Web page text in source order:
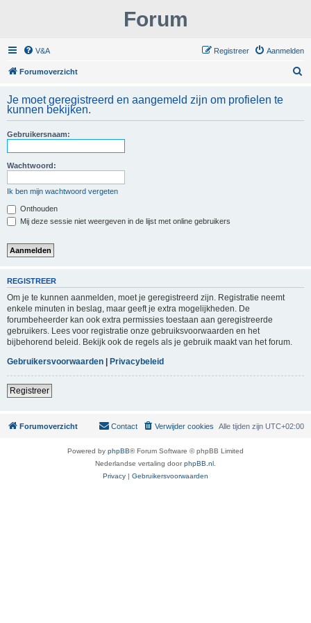
Forum
V&A Aanmelden
Registreer
Forumoverzicht
k
Je moet geregistreerd en aangemeld zijn om profielen te
kunnen bekijken.
Gebruikersnaam:
Wachtwoord:
Ik ben mijn wachtwoord vergeten
Onthouden
Mij deze sessie niet weergeven in de lijst met online gebruikers
REGISTREER
Om je te kunnen aanmelden, moet je geregistreerd zijn. Registratie neemt
enkele minuten in beslag, maar geeft je extra mogelijkheden. De
forumbeheerder kan ook extra permissies toestaan aan geregistreerde
gebruikers. Lees voor registratie onze gebruiksvoorwaarden en het
bijbehorend beleid. Bekijk ook de regels als je gebruik maakt van het forum.
Gebruikersvoorwaarden | Privacybeleid
Registreer
Forumoverzicht Alle tijden zijn UTC+02:00
Verwijder cookies
Contact
Powered by phpBB® Forum Software © phpBB Limited
Nederlandse vertaling doorphpBB.nl
Privacy | Gebruikersvoorwaarden